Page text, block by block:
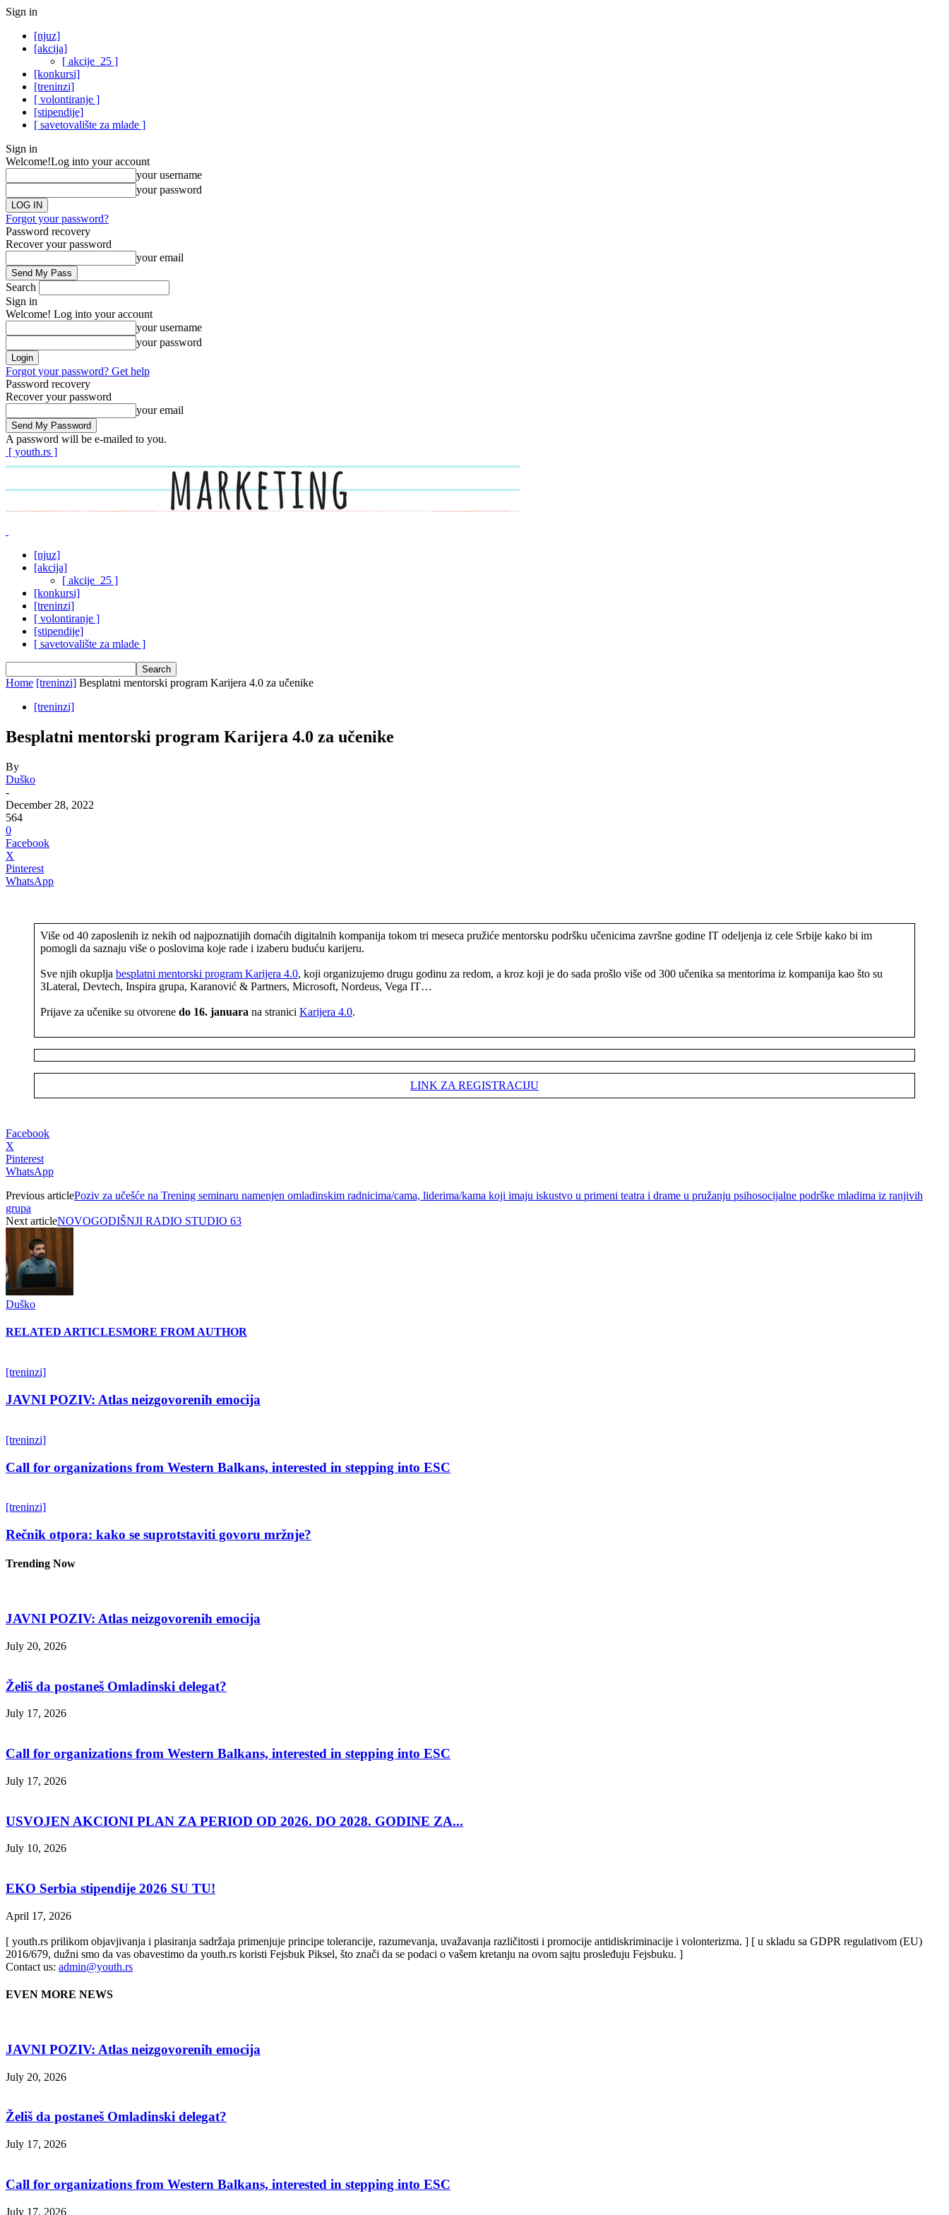
Sign in
[njuz]
[akcija]
[ akcije_25 ]
[konkursi]
[treninzi]
[ volontiranje ]
[stipendije]
[ savetovalište za mlade ]
Sign in
Welcome!Log into your account
your username
your password
Forgot your password?
Password recovery
Recover your password
your email
Search
Sign in
Welcome! Log into your account
your username
your password
Forgot your password? Get help
Password recovery
Recover your password
your email
A password will be e-mailed to you.
[ youth.rs ]
[njuz]
[akcija]
[ akcije_25 ]
[konkursi]
[treninzi]
[ volontiranje ]
[stipendije]
[ savetovalište za mlade ]
Home [treninzi] Besplatni mentorski program Karijera 4.0 za učenike
[treninzi]
Besplatni mentorski program Karijera 4.0 za učenike
By
Duško
-
December 28, 2022
564
0
Facebook
X
Pinterest
WhatsApp
Više od 40 zaposlenih iz nekih od najpoznatijih domaćih digitalnih kompanija tokom tri meseca pružiće mentorsku podršku učenicima završne godine IT odeljenja iz cele Srbije kako bi im
pomogli da saznaju više o poslovima koje rade i izaberu buduću karijeru.
Sve njih okuplja besplatni mentorski program Karijera 4.0, koji organizujemo drugu godinu za redom, a kroz koji je do sada prošlo više od 300 učenika sa mentorima iz kompanija kao što su
3Lateral, Devtech, Inspira grupa, Karanović & Partners, Microsoft, Nordeus, Vega IT…
Prijave za učenike su otvorene do 16. januara na stranici Karijera 4.0.
LINK ZA REGISTRACIJU
Facebook
X
Pinterest
WhatsApp
Previous articlePoziv za učešće na Trening seminaru namenjen omladinskim radnicima/cama, liderima/kama koji imaju iskustvo u primeni teatra i drame u pružanju psihosocijalne podrške mladima iz ranjivih
grupa
Next articleNOVOGODIŠNJI RADIO STUDIO 63
Duško
RELATED ARTICLESMORE FROM AUTHOR
[treninzi]
JAVNI POZIV: Atlas neizgovorenih emocija
[treninzi]
Call for organizations from Western Balkans, interested in stepping into ESC
[treninzi]
Rečnik otpora: kako se suprotstaviti govoru mržnje?
Trending Now
JAVNI POZIV: Atlas neizgovorenih emocija
July 20, 2026
Želiš da postaneš Omladinski delegat?
July 17, 2026
Call for organizations from Western Balkans, interested in stepping into ESC
July 17, 2026
USVOJEN AKCIONI PLAN ZA PERIOD OD 2026. DO 2028. GODINE ZA...
July 10, 2026
EKO Serbia stipendije 2026 SU TU!
April 17, 2026
[ youth.rs prilikom objavjivanja i plasiranja sadržaja primenjuje principe tolerancije, razumevanja, uvažavanja različitosti i promocije antidiskriminacije i volonterizma. ] [ u skladu sa GDPR regulativom (EU)
2016/679, dužni smo da vas obavestimo da youth.rs koristi Fejsbuk Piksel, što znači da se podaci o vašem kretanju na ovom sajtu prosleđuju Fejsbuku. ]
Contact us: admin@youth.rs
EVEN MORE NEWS
JAVNI POZIV: Atlas neizgovorenih emocija
July 20, 2026
Želiš da postaneš Omladinski delegat?
July 17, 2026
Call for organizations from Western Balkans, interested in stepping into ESC
July 17, 2026